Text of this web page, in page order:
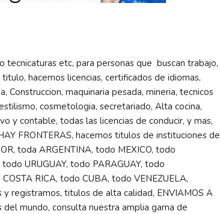
tecnicaturas etc, para personas que buscan trabajo,
hacemos licencias, certificados de idiomas,
Construccion, maquinaria pesada, mineria, tecnicos
cosmetologia, secretariado, Alta cocina,
y contable, todas las licencias de conducir, y mas,
FRONTERAS, hacemos titulos de instituciones de
toda ARGENTINA, todo MEXICO, todo
URUGUAY, todo PARAGUAY, todo
RICA, todo CUBA, todo VENEZUELA,
y registramos, titulos de alta calidad, ENVIAMOS A
mundo, consulta nuestra amplia gama de